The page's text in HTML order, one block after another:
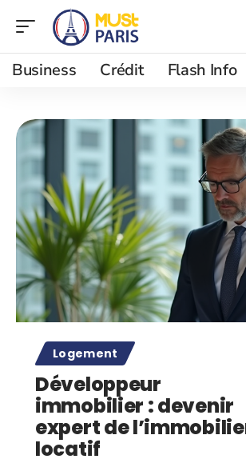
Business Crédit Flash Info
Logement
Développeur
immobilier : devenir
expert de
locatif